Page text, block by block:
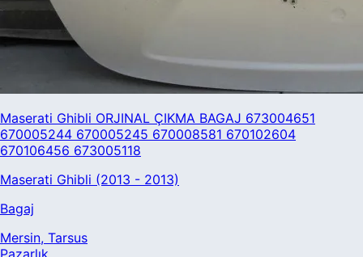
Maserati Ghibli ORJINAL ÇIKMA BAGAJ 673004651
670005244 670005245 670008581 670102604
670106456 673005118
Maserati Ghibli (2013 - 2013)
Bagaj
Mersin, Tarsus
Pazarlık